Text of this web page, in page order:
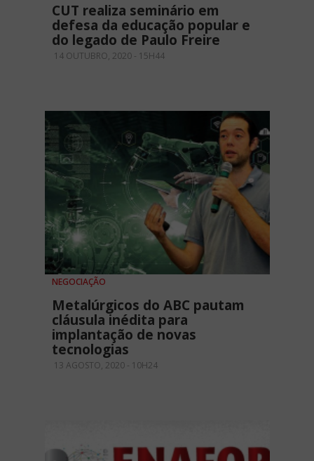
CUT realiza seminário em
defesa da educação popular e
do legado de Paulo Freire
14 OUTUBRO, 2020 - 15H44
NEGOCIAÇÃO
Metalúrgicos do ABC pautam
cláusula inédita para
implantação de novas
tecnologias
13 AGOSTO, 2020 - 10H24